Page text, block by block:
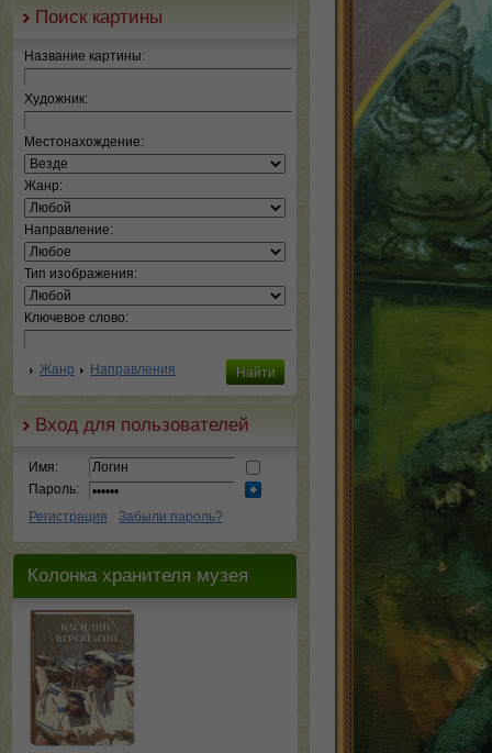
Поиск картины
Название картины:
Художник:
Местонахождение:
Жанр:
Направление:
Тип изображения:
Ключевое слово:
Жанр Направления
Вход для пользователей
Имя:
Пароль:
Регистрация
Забыли пароль?
Колонка хранителя музея